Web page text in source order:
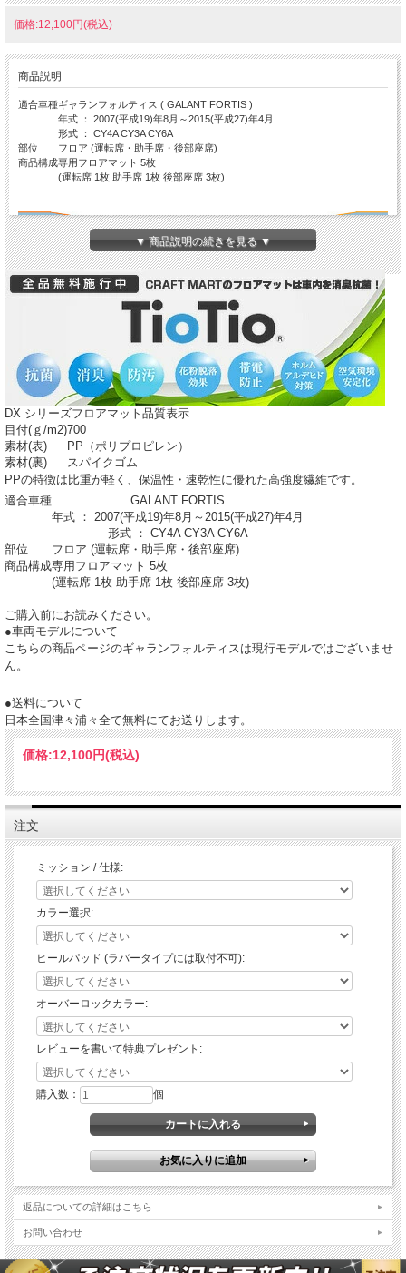
価格:12,100円(税込)
商品説明
適合車種ギャランフォルティス ( GALANT FORTIS )
年式 ： 2007(平成19)年8月～2015(平成27)年4月
形式 ： CY4A CY3A CY6A
部位
フロア (運転席・助手席・後部座席)
商品構成専用フロアマット 5枚
(運転席 1枚 助手席 1枚 後部座席 3枚)
▼ 商品説明の続きを見る ▼
DX シリーズフロアマット品質表示
目付(ｇ/m2)700
素材(表)
PP（ポリプロピレン）
素材(裏)
スパイクゴム
PPの特徴は比重が軽く、保温性・速乾性に優れた高強度繊維です。
適合車種
GALANT FORTIS
年式 ： 2007(平成19)年8月～2015(平成27)年4月
形式 ： CY4A CY3A CY6A
部位
フロア (運転席・助手席・後部座席)
商品構成専用フロアマット 5枚
(運転席 1枚 助手席 1枚 後部座席 3枚)
ご購入前にお読みください。
●車両モデルについて
こちらの商品ページのギャランフォルティスは現行モデルではございませ
ん。
●送料について
日本全国津々浦々全て無料にてお送りします。
価格:12,100円(税込)
注文
ミッション / 仕様:
カラー選択:
ヒールパッド (ラバータイプには取付不可):
オーバーロックカラー:
レビューを書いて特典プレゼント:
購入数： 個
返品についての詳細はこちら
お問い合わせ